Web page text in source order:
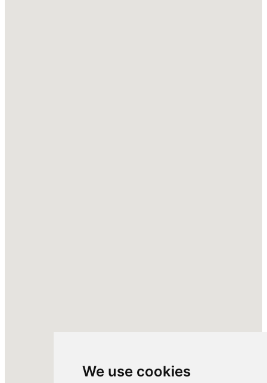
We use cookies